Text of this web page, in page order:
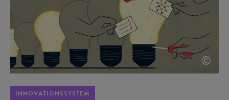
©
INNOVATIONSSYSTEM